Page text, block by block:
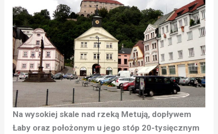
Na wysokiej skale nad rzeką Metują, dopływem
Łaby oraz położonym u jego stóp 20-tysięcznym